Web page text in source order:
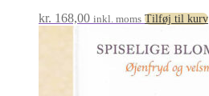
kr. 168,00 inkl. moms Tilføj til kurv